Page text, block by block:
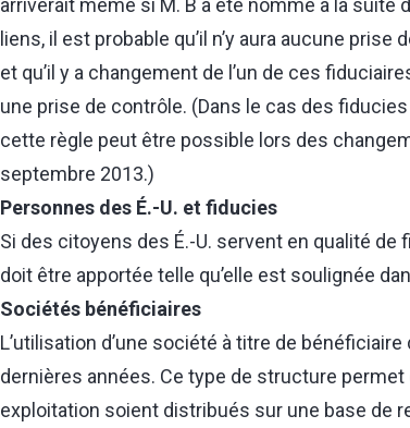
arriverait même si M. B a été nommé à la suite
liens, il est probable qu’il n’y aura aucune
et qu’il y a changement de l’un de ces
une prise de contrôle. (Dans le cas des
cette règle peut être possible lors des
septembre 2013.)
Personnes des É.-U. et fiducies
Si des citoyens des É.-U. servent en qualité
doit être apportée telle qu’elle est soulignée
Sociétés bénéficiaires
L’utilisation d’une société à titre de
dernières années. Ce type de structure
exploitation soient distribués sur une base de